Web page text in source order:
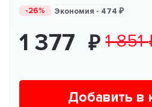
-26% Экономия - 474
1 377 1 851
Добавить в